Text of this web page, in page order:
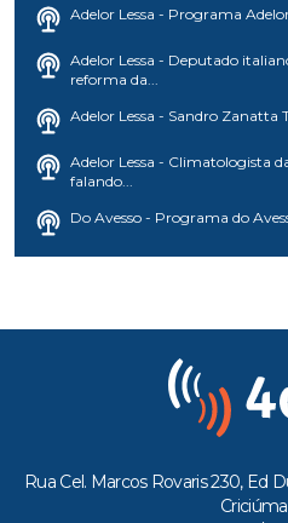
Adelor Lessa - Programa
Adelor Lessa - Deputado
reforma da...
Adelor Lessa - Sandro Zanatta
Adelor Lessa - Climatologista
falando...
Do Avesso - Programa do
Rua Cel. Marcos Rovaris 230, Ed